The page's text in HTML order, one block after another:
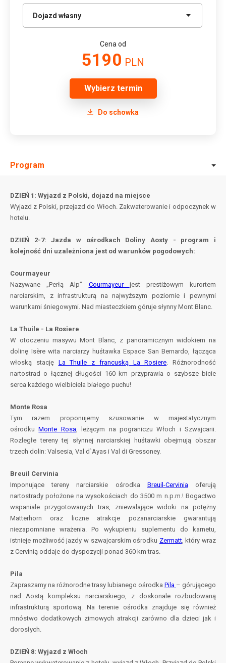
Cena od
5190 PLN
Wybierz termin
Do schowka
Program
DZIEŃ 1: Wyjazd z Polski, dojazd na miejsce
Wyjazd z Polski, przejazd do Włoch. Zakwaterowanie i odpoczynek w
hotelu.
DZIEŃ 2-7: Jazda w ośrodkach Doliny Aosty - program i
kolejność dni uzależniona jest od warunków pogodowych:
Courmayeur
Nazywane „Perłą Alp” Courmayeur jest prestiżowym kurortem
narciarskim, z infrastrukturą na najwyższym poziomie i pewnymi
warunkami śniegowymi. Nad miasteczkiem góruje słynny Mont Blanc.
La Thuile - La Rosiere
W otoczeniu masywu Mont Blanc, z panoramicznym widokiem na
dolinę Isère wita narciarzy huśtawka Espace San Bernardo, łącząca
włoską stację La Thuile z francuską La Rosiere. Różnorodność
nartostrad o łącznej długości 160 km przyprawia o szybsze bicie
serca każdego wielbiciela białego puchu!
Monte Rosa
Tym razem proponujemy szusowanie w majestatycznym
ośrodkuMonte Rosa, leżącym na pograniczu Włoch i Szwajcarii.
Rozległe tereny tej słynnej narciarskiej huśtawki obejmują obszar
trzech dolin: Valsesia, Val d`Ayas i Val di Gressoney.
Breuil Cervinia
Imponujące tereny narciarskie ośrodka Breuil-Cerviniaoferują
nartostrady położone na wysokościach do 3500 m n.p.m.! Bogactwo
wspaniale przygotowanych tras, zniewalające widoki na potężny
Matterhorn oraz liczne atrakcje pozanarciarskie gwarantują
niezapomniane wrażenia. Po wykupieniu suplementu do karnetu,
istnieje możliwość jazdy w szwajcarskim ośrodku Zermatt, który wraz
z Cervinią oddaje do dyspozycji ponad 360 km tras.
Pila
Zapraszamy na różnorodne trasy lubianego ośrodka Pila – górującego
nad Aostą kompleksu narciarskiego, z doskonale rozbudowaną
infrastrukturą sportową. Na terenie ośrodka znajduje się również
mnóstwo dodatkowych zimowych atrakcji zarówno dla dzieci jak i
dorosłych.
DZIEŃ 8: Wyjazd z Włoch